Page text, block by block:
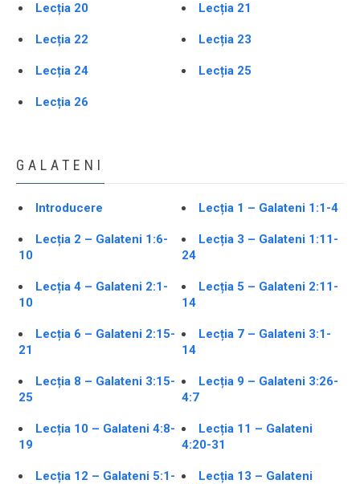
Lecția 20 Lecția 21
Lecția 22 Lecția 23
Lecția 24 Lecția 25
Lecția 26
GALATENI
Introducere Lecția 1 – Galateni 1:1-4
Lecția 2 – Galateni 1:6-
10
Lecția 3 – Galateni 1:11-
24
Lecția 4 – Galateni 2:1-
10
Lecția 5 – Galateni 2:11-
14
Lecția 6 – Galateni 2:15-
21
Lecția 7 – Galateni 3:1-
14
Lecția 8 – Galateni 3:15-
25
Lecția 9 – Galateni 3:26-
4:7
Lecția 10 – Galateni 4:8-
19
Lecția 11 – Galateni
4:20-31
Lecția 12 – Galateni 5:1-
Lecția 13 – Galateni